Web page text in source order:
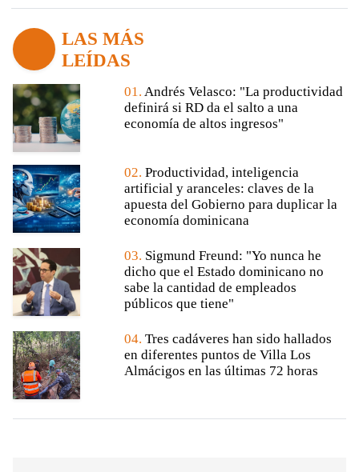
LAS MÁS
LEÍDAS
01. Andrés Velasco: "La productividad
definirá si RD da el salto a una
economía de altos ingresos"
02. Productividad, inteligencia
artificial y aranceles: claves de la
apuesta del Gobierno para duplicar la
economía dominicana
03. Sigmund Freund: "Yo nunca he
dicho que el Estado dominicano no
sabe la cantidad de empleados
públicos que tiene"
04. Tres cadáveres han sido hallados
en diferentes puntos de Villa Los
Almácigos en las últimas 72 horas